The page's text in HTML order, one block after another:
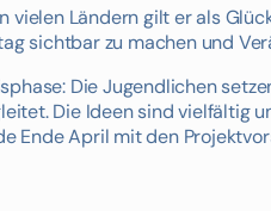
vielen Ländern gilt er als
sichtbar zu machen und
Die Jugendlichen
Die Ideen sind vielfältig
Ende April mit den